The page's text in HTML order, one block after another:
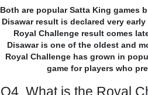
Both are popular Satta King games
Disawar result is declared very
Royal Challenge result comes
Disawar is one of the oldest and
Royal Challenge has grown in
game for players who
Q4. What is the Royal